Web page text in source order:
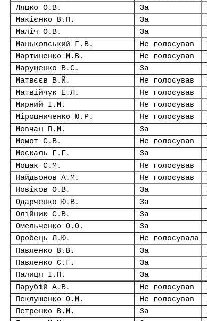
Ляшко О.В.
За
Макієнко В.П.
За
Маліч О.В.
За
Маньковський Г.В.
Не голосував
Мартиненко М.В.
Не голосував
Марущенко В.С.
За
Матвєєв В.Й.
Не голосував
Матвійчук Е.Л.
Не голосував
Мирний І.М.
Не голосував
Мірошниченко Ю.Р.
Не голосував
Мовчан П.М.
За
Момот С.В.
Не голосував
Москаль Г.Г.
За
Мошак С.М.
Не голосував
Найдьонов А.М.
Не голосував
Новіков О.В.
За
Одарченко Ю.В.
За
Олійник С.В.
За
Омельченко О.О.
За
Оробець Л.Ю.
Не голосувала
Павленко В.В.
За
Павленко С.Г.
За
Палиця І.П.
За
Парубій А.В.
Не голосував
Пеклушенко О.М.
Не голосував
Петренко В.М.
За